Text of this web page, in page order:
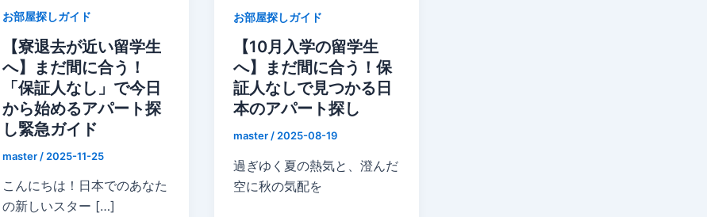
お部屋探しガイド
【寮退去が近い留学生
へ】まだ間に合う！
「保証人なし」で今日
から始めるアパート探
し緊急ガイド
master / 2025-11-25
こんにちは！日本でのあなた
の新しいスター […]
お部屋探しガイド
【10月入学の留学生
へ】まだ間に合う！保
証人なしで見つかる日
本のアパート探し
master/2025-08-19
過ぎゆく夏の熱気と、澄んだ
空に秋の気配を